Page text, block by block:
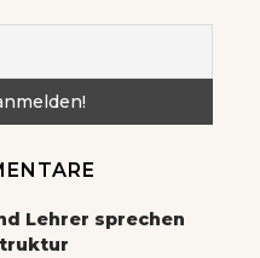
Lehrer sprechen